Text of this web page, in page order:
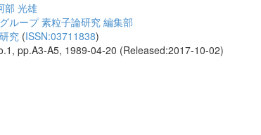
部 光雄
ループ 素粒子論研究 編集部
究 (ISSN:03711838)
pp.A3-A5, 1989-04-20 (Released:2017-10-02)